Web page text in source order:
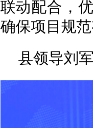
联动配合，
确保项目规
县领导刘